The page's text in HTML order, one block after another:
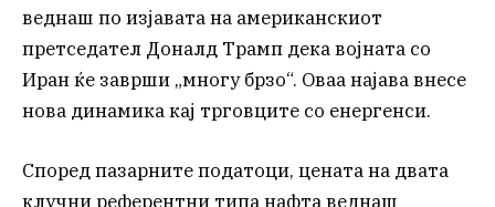
веднаш по изјавата на американскиот
претседател Доналд Трамп дека војната со
Иран ќе заврши „многу брзо“. Оваа најава внесе
нова динамика кај трговците со енергенси.
Според пазарните податоци, цената на двата
клучни референтни типа нафта веднаш